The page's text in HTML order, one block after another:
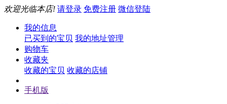
欢迎光临本店! 请登录 免费注册 微信登陆
我的信息
已买到的宝贝 我的地址管理
购物车
收藏夹
收藏的宝贝 收藏的店铺
手机版